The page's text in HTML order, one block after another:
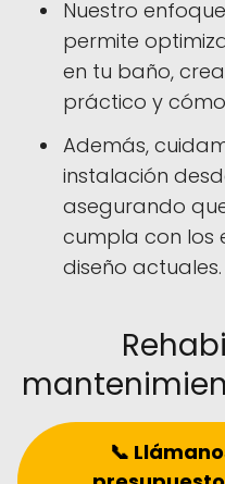
Nuestro
permite
en tu baño,
práctico y
Además,
instalación
asegurando
cumpla con los
diseño actuales.
📞